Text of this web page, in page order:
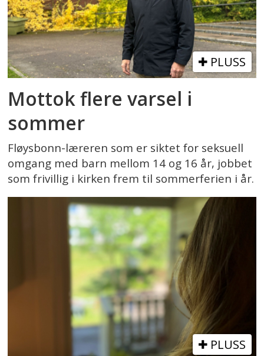
PLUSS
Mottok flere varsel i
sommer
Fløysbonn-læreren som er siktet for seksuell
omgang med barn mellom 14 og 16 år, jobbet
som frivillig i kirken frem til sommerferien i år.
PLUSS